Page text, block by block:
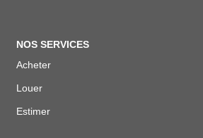
NOS SERVICES
Acheter
Louer
Estimer